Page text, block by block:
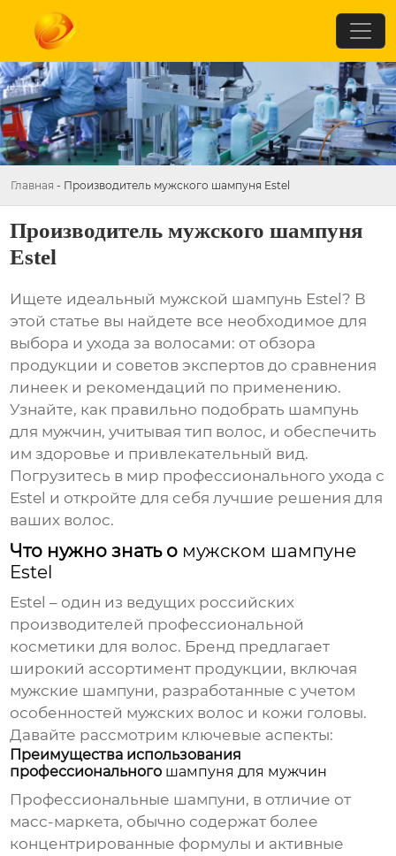
Главная - Производитель мужского шампуня Estel
Производитель мужского шампуня
Estel
Ищете идеальный мужской шампунь Estel? В
этой статье вы найдете все необходимое для
выбора и ухода за волосами: от обзора
продукции и советов экспертов до сравнения
линеек и рекомендаций по применению.
Узнайте, как правильно подобрать шампунь
для мужчин, учитывая тип волос, и обеспечить
им здоровье и привлекательный вид.
Погрузитесь в мир профессионального ухода с
Estel и откройте для себя лучшие решения для
ваших волос.
Что нужно знать о мужском шампуне
Estel
Estel – один из ведущих российских
производителей профессиональной
косметики для волос. Бренд предлагает
широкий ассортимент продукции, включая
мужские шампуни, разработанные с учетом
особенностей мужских волос и кожи головы.
Давайте рассмотрим ключевые аспекты:
Преимущества использования
профессионального шампуня для мужчин
Профессиональные шампуни, в отличие от
масс-маркета, обычно содержат более
концентрированные формулы и активные